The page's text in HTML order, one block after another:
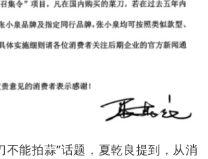
不能拍蒜”话题，夏乾良提到，从消